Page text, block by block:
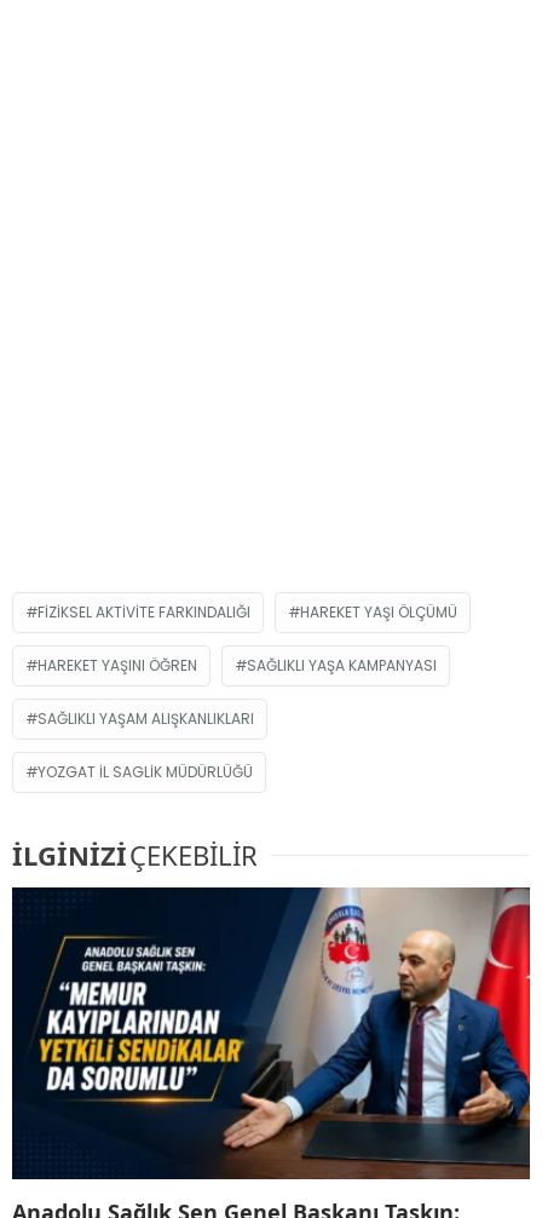
FIZIKSEL AKTIVITE FARKINDALIĞI HAREKET YAŞI ÖLÇÜMÜ
HAREKET YAŞINI ÖĞREN SAĞLIKLI YAŞA KAMPANYASI
SAĞLIKLI YAŞAM ALIŞKANLIKLARI
YOZGAT IL SAGLIK MÜDÜRLÜĞÜ
İLGİNİZİÇEKEBİLİR